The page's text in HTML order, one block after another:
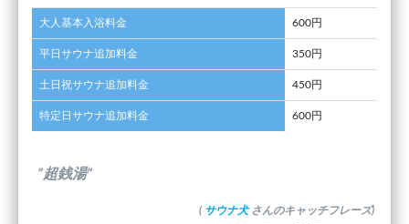
大人基本入浴料金 600円
平日サウナ追加料金 350円
土日祝サウナ追加料金 450円
特定日サウナ追加料金 600円
”超銭湯”
( サウナ犬 さんのキャッチフレーズ)